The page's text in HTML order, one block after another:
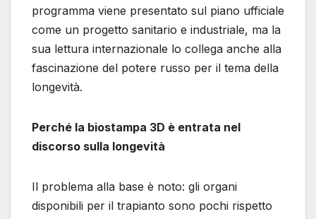
programma viene presentato sul piano ufficiale
come un progetto sanitario e industriale, ma la
sua lettura internazionale lo collega anche alla
fascinazione del potere russo per il tema della
longevità.
Perché la biostampa 3D è entrata nel
discorso sulla longevità
Il problema alla base è noto: gli organi
disponibili per il trapianto sono pochi rispetto